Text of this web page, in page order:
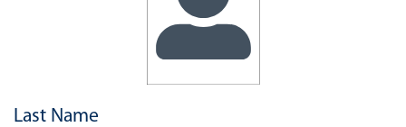
Last Name